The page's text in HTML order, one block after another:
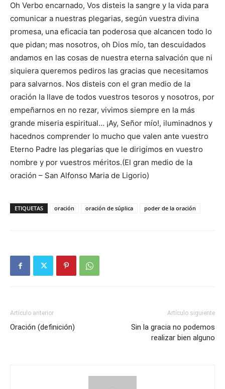
Oh Verbo encarnado, Vos disteis la sangre y la vida para
comunicar a nuestras plegarias, según vuestra divina
promesa, una eficacia tan poderosa que alcancen todo lo
que pidan; mas nosotros, oh Dios mío, tan descuidados
andamos en las cosas de nuestra eterna salvación que ni
siquiera queremos pediros las gracias que necesitamos
para salvarnos. Nos disteis con el gran medio de la
oración la llave de todos vuestros tesoros y nosotros, por
empeñarnos en no rezar, vivimos siempre en la más
grande miseria espiritual… ¡Ay, Señor mío!, iluminadnos y
hacednos comprender lo mucho que valen ante vuestro
Eterno Padre las plegarias que le dirigimos en vuestro
nombre y por vuestros méritos.(El gran medio de la
oración – San Alfonso Maria de Ligorio)
ETIQUETAS oración oración de súplica poder de la oración
Artículo anterior
Oración (definición)
Artículo siguiente
Sin la gracia no podemos
realizar bien alguno